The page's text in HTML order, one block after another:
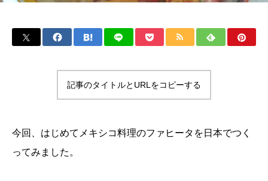
記事のタイトルとURLをコピーする
今回、はじめてメキシコ料理のファヒータを日本でつく
ってみました。